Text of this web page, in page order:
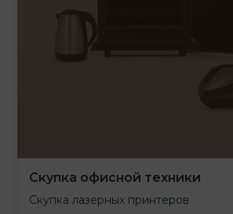
Скупка офисной техники
Скупка лазерных принтеров